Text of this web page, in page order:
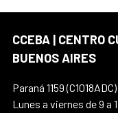
CCEBA | CENTRO
BUENOS AIRES
Paraná 1159
Lunes a viernes de 9 a